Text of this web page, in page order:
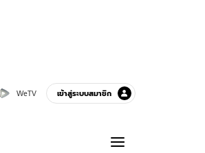
WeTV เข้าสู่ระบบสมาชิก